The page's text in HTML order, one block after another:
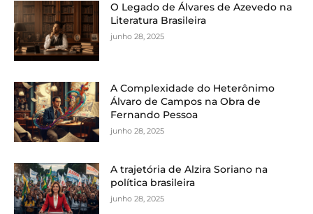
O Legado de Álvares de Azevedo na
Literatura Brasileira
junho 28, 2025
A Complexidade do Heterônimo
Álvaro de Campos na Obra de
Fernando Pessoa
junho 28, 2025
A trajetória de Alzira Soriano na
política brasileira
junho 28, 2025